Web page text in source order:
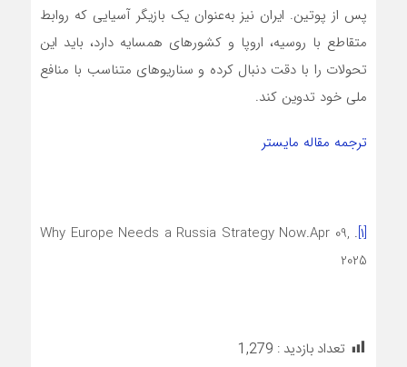
پس از پوتین. ایران نیز به‌عنوان یک بازیگر آسیایی که روابط
متقاطع با روسیه، اروپا و کشورهای همسایه دارد، باید این
تحولات را با دقت دنبال کرده و سناریوهای متناسب با منافع
ملی خود تدوین کند.
ترجمه مقاله مایستر
[۱]
. Why Europe Needs a Russia Strategy Now.Apr 09,
2025
تعداد بازدید : 1,279